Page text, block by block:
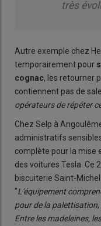
très
Autre exemple chez
temporairement pour
cognac, les retourner
contiennent pas de
opérateurs de répéter
Chez Selp à
administratifs
complète pour la mise
des voitures Tesla. Ce
biscuiterie Saint-
"L'équipement
pour de la palettisation
Entre les madeleines,